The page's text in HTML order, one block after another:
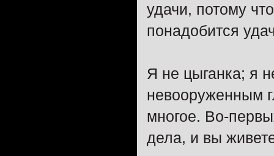
удачи, потому
понадобится
Я не цыганка; я
невооруженным
многое. Во-
дела, и вы